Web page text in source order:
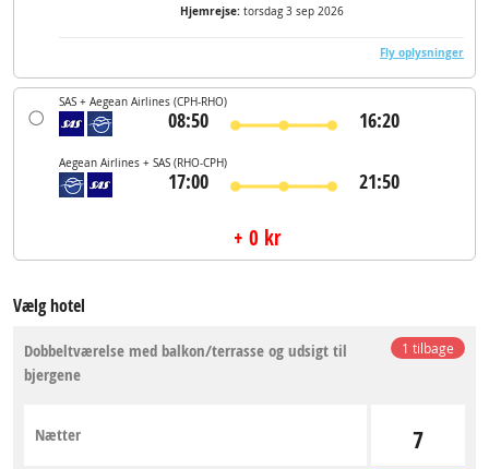
Hjemrejse: torsdag 3 sep 2026
Fly oplysninger
SAS + Aegean Airlines (CPH-RHO)
08:50 16:20
Aegean Airlines + SAS (RHO-CPH)
17:00 21:50
+ 0 kr
Vælg hotel
1 tilbage
Dobbeltværelse med balkon/terrasse og udsigt til
bjergene
7
Nætter